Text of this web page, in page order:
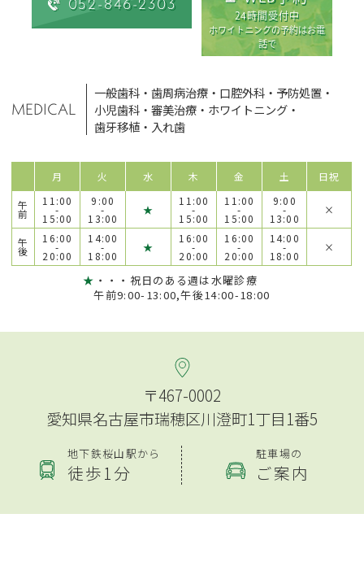
052-846-2303
24時間受付中
ホワイトニングの予約はお電
話で
MEDICAL
一般歯科 ・歯周病治療 ・ 口腔外科 ・ 予防処置 ・
小児歯科 ・審美治療 ・ ホワイトニング ・
歯牙移植 ・ 入れ歯
月 火 水 木 金 土 日祝
午
前
11:00
-
15:00
9:00
-
13:00
★
11:00
-
15:00
11:00
-
15:00
9:00
-
13:00
×
午
後
16:00
-
20:00
14:00
-
18:00
★
16:00
-
20:00
16:00
-
20:00
14:00
-
18:00
×
★ ・・・祝日のある週は水曜診療
午前9:00-13:00,午後14:00-18:00
〒467-0002
愛知県名古屋市瑞穂区川澄町1丁目1番5
地下鉄桜山駅から
徒歩1分
駐車場の
ご案内